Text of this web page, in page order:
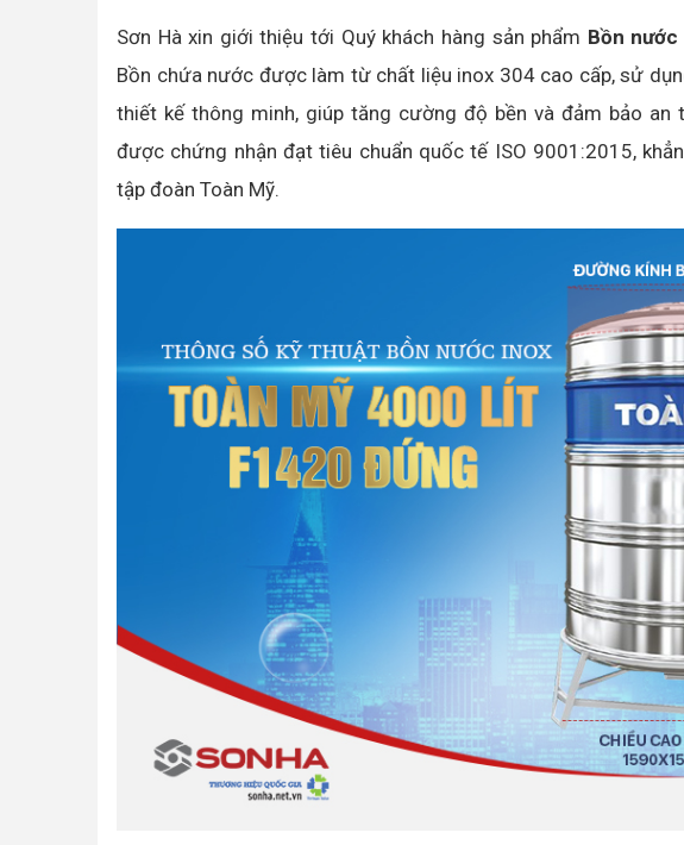
Sơn Hà xin giới thiệu tới Quý khách hàng sản phẩm Bồn
Bồn chứa nước được làm từ chất liệu inox 304 cao cấp, sử
thiết kế thông minh, giúp tăng cường độ bền và đảm bảo an
được chứng nhận đạt tiêu chuẩn quốc tế ISO 9001:2015,
tập đoàn Toàn Mỹ.